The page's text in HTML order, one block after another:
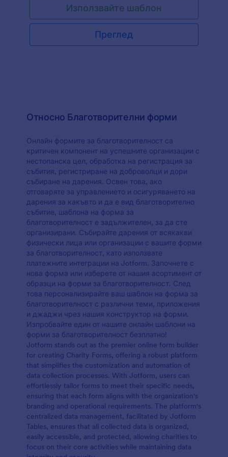
Използвайте шаблон
Преглед
Относно Благотворителни форми
Онлайн формите за благотворителност са
критичен компонент на успешните организации с
нестопанска цел, обработка на регистрация за
събития, регистриране на доброволци и дори
събиране на дарения. Освен това, ако
отговаряте за управлението и осигуряването на
дарения за какъвто и да е вид благотворително
събитие, шаблона на форма за
благотворителност е задължителен, за да сте
организирани. Събирайте дарения от всякакви
физически лица или организации с вашите форми
за благотворителност, като използвате
платежните интеграции на Jotform. Започнете с
нова форма или изберете от нашия асортимент от
образци на форми за благотворителност. След
това персонализирайте ваш шаблон на форма за
благотворителност с различни теми, приложения
и джаджи чрез нашия конструктор на форми.
Изпробвайте един от нашите онлайн шаблони на
форми за благотворителност безплатно!
Jotform stands out as the premier online form builder
for creating Charity Forms, offering a robust platform
that simplifies the customization and automation of
data collection processes. With Jotform, users can
effortlessly tailor forms to meet their specific needs,
ensuring that each form aligns with the organization's
branding and operational requirements. The platform's
centralized data management, facilitated by Jotform
Tables, ensures that all collected data is organized,
easily accessible, and protected, allowing charities to
focus on their core activities while maintaining data